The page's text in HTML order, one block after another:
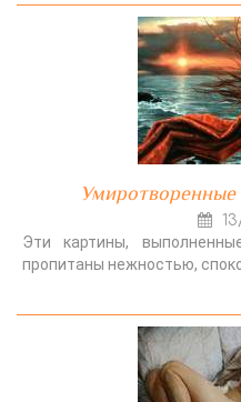
Умиротворенные
Эти картины,
пропитаны нежностью,